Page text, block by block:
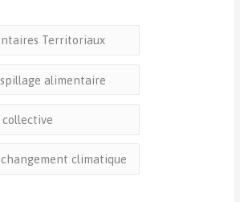
Territoriaux
alimentaire
climatique